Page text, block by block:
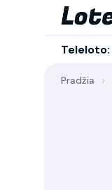
Teleloto:
Pradžia